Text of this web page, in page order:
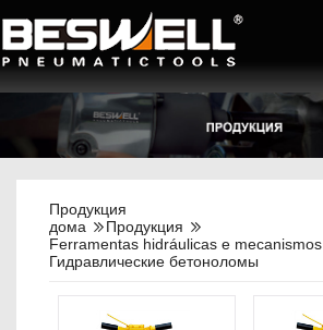
Продукция
дома
Продукция
Ferramentas hidráulicas e mecanismos
Гидравлические бетоноломы